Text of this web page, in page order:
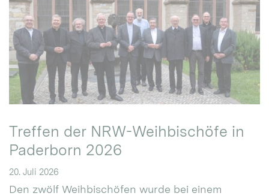
Treffen der NRW-Weihbischöfe in
Paderborn 2026
20. Juli 2026
Den zwölf Weihbischöfen wurde bei einem